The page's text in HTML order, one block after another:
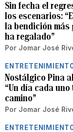
Sin fecha el
los escenarios:
la bendición más
ha regalado”
Por Jomar José
Nostálgico Pina
“Un día cada
camino”
Por Jomar José